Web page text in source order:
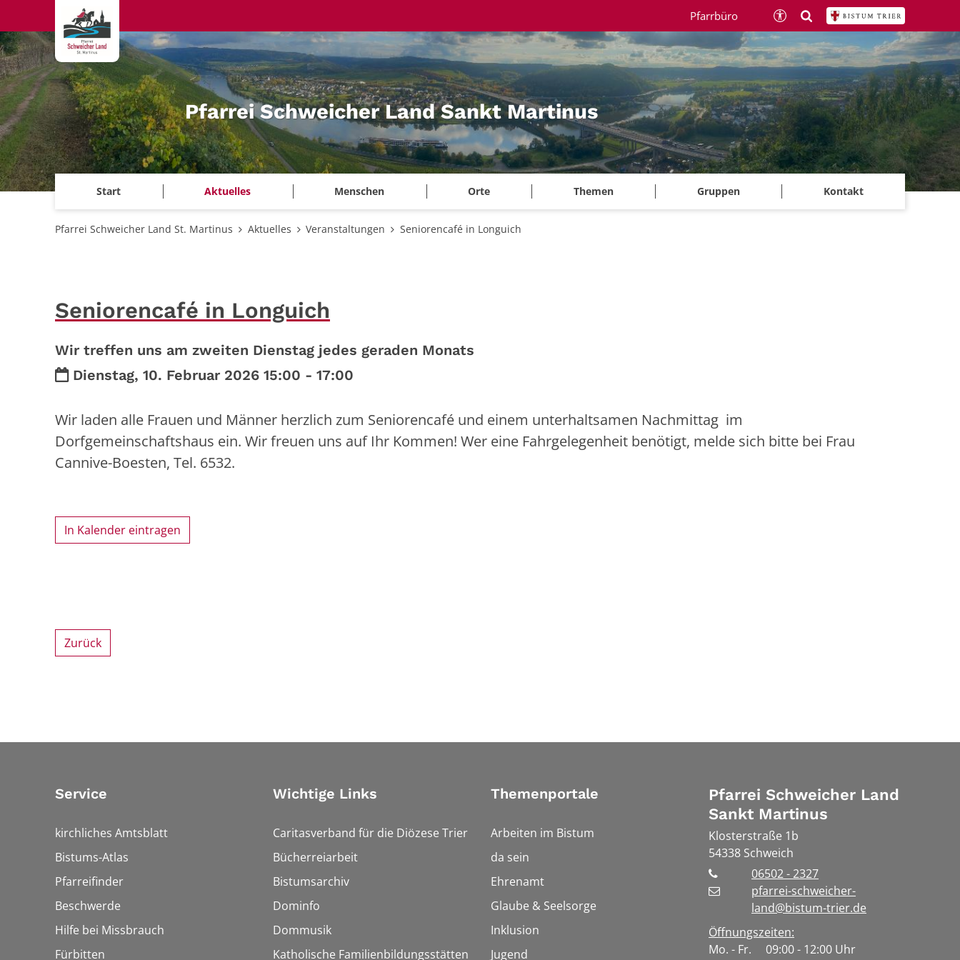
Zum Inhalt springen
Pfarrei Schweicher Land Sankt Martinus
Start Aktuelles Menschen Orte Themen Gruppen Kontakt
Pfarrbüro
Pfarrei Schweicher Land St. Martinus Aktuelles Veranstaltungen Seniorencafé in Longuich
Seniorencafé in Longuich
Wir treffen uns am zweiten Dienstag jedes geraden Monats
Datum:
Dienstag, 10. Februar 2026 15:00 - 17:00
Wir laden alle Frauen und Männer herzlich zum Seniorencafé und einem unterhaltsamen Nachmittag im
Dorfgemeinschaftshaus ein. Wir freuen uns auf Ihr Kommen! Wer eine Fahrgelegenheit benötigt, melde sich bitte bei Frau
Cannive-Boesten, Tel. 6532.
In Kalender eintragen
Zurück
Service
kirchliches Amtsblatt
Bistums-Atlas
Pfarreifinder
Beschwerde
Hilfe bei Missbrauch
Fürbitten
Wichtige Links
Caritasverband für die Diözese Trier
Bücherreiarbeit
Bistumsarchiv
Dominfo
Dommusik
Katholische Familienbildungsstätten
Themenportale
Arbeiten im Bistum
da sein
Ehrenamt
Glaube & Seelsorge
Inklusion
Jugend
Pfarrei Schweicher Land
Sankt Martinus
Klosterstraße 1b
54338 Schweich
06502 - 2327
pfarrei-schweicher-
land@bistum-trier.de
Öffnungszeiten:
Mo. - Fr. 09:00 - 12:00 Uhr